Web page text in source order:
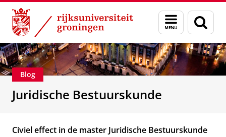
Skip
Content
Skip
Navigation
Menu
en
zoeken
Over ons Voorlichting
Blog
Juridische Bestuurskunde
Civiel effect in de master Juridische Bestuurskunde